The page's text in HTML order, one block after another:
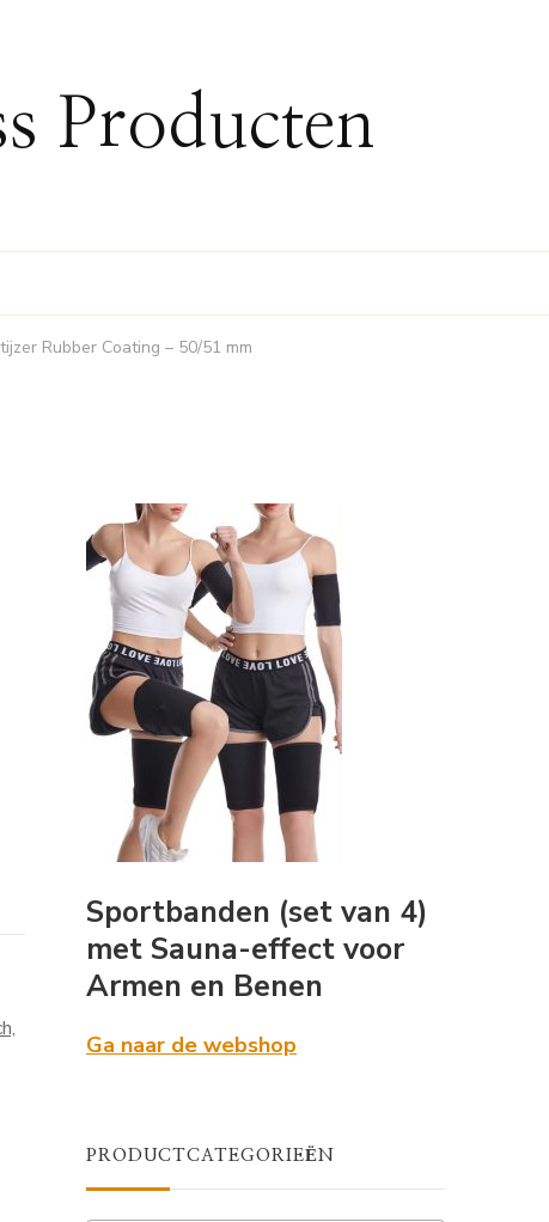
Producten
Rubber Coating – 50/51 mm
Sportbanden (set van 4)
met Sauna-effect voor
Armen en Benen
Ga naar de webshop
PRODUCTCATEGORIEËN